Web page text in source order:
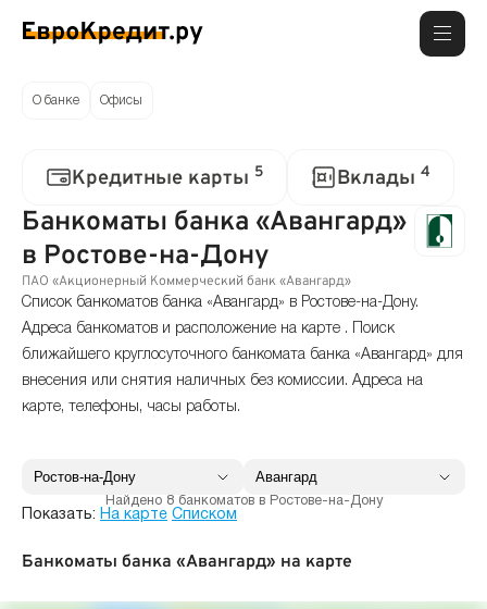
О банке Офисы
Кредитные карты 5 Вклады 4
Банкоматы банка «Авангард»
в Ростове-на-Дону
ПАО «Акционерный Коммерческий банк «Авангард»
Список банкоматов банка «Авангард» в Ростове-на-Дону.
Адреса банкоматов и расположение на карте . Поиск
ближайшего круглосуточного банкомата банка «Авангард» для
внесения или снятия наличных без комиссии. Адреса на
карте, телефоны, часы работы.
Найдено 8 банкоматов в Ростове-на-Дону
Показать: На карте Списком
Банкоматы банка «Авангард» на карте